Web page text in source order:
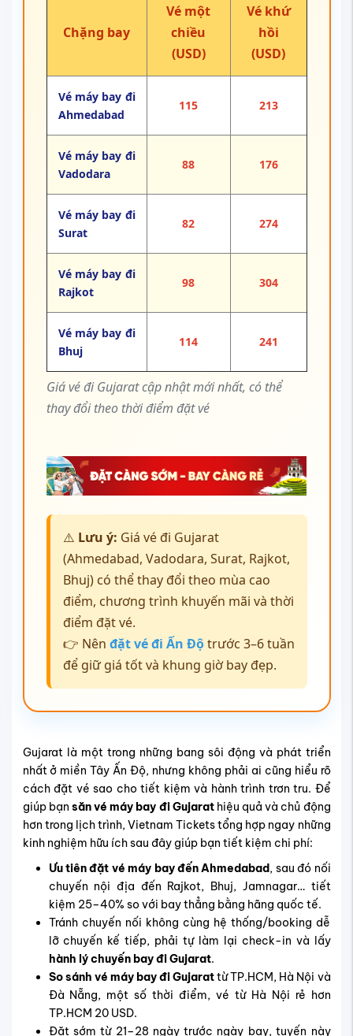
Giá vé đi Gujarat cập nhật mới nhất, có thể
thay đổi theo thời điểm đặt vé
Chặng bay
Vé một
chiều
(USD)
Vé khứ
hồi
(USD)
Vé máy bay đi
Ahmedabad
115 213
Vé máy bay đi
Vadodara
88 176
Vé máy bay đi
Surat
82 274
Vé máy bay đi
Rajkot
98 304
Vé máy bay đi
Bhuj
114 241
⚠️ Lưu ý: Giá vé đi Gujarat
(Ahmedabad, Vadodara, Surat, Rajkot,
Bhuj) có thể thay đổi theo mùa cao
điểm, chương trình khuyến mãi và thời
điểm đặt vé.
👉 Nên đặt vé đi Ấn Độ trước 3–6 tuần
để giữ giá tốt và khung giờ bay đẹp.
Gujaratlà một trong những bang sôi động và phát triển
nhất ở miền Tây Ấn Độ, nhưng không phải ai cũng hiểu rõ
cách đặt vé sao cho tiết kiệm và hành trình trơn tru. Để
giúp bạn săn vé máy bay đi Gujarathiệu quả và chủ động
hơn trong lịch trình, Vietnam Tickets tổng hợp ngay những
kinh nghiệm hữu ích sau đây giúp bạn tiết kiệm chi phí:
Ưu tiên đặt vé máy bay đến Ahmedabad, sau đó nối
chuyến nội địa đến Rajkot, Bhuj, Jamnagar… tiết
kiệm 25–40% so với bay thẳng bằng hãng quốc tế.
Tránh chuyến nối không cùng hệ thống/booking dễ
lỡ chuyến kế tiếp, phải tự làm lại check-in và lấy
hành lý chuyến bay đi Gujarat.
So sánh vé máy bay đi Gujarattừ TP.HCM, Hà Nội và
Đà Nẵng, một số thời điểm, vé từ Hà Nội rẻ hơn
TP.HCM 20 USD.
Đặt sớm từ 21–28 ngày trước ngày bay, tuyến này